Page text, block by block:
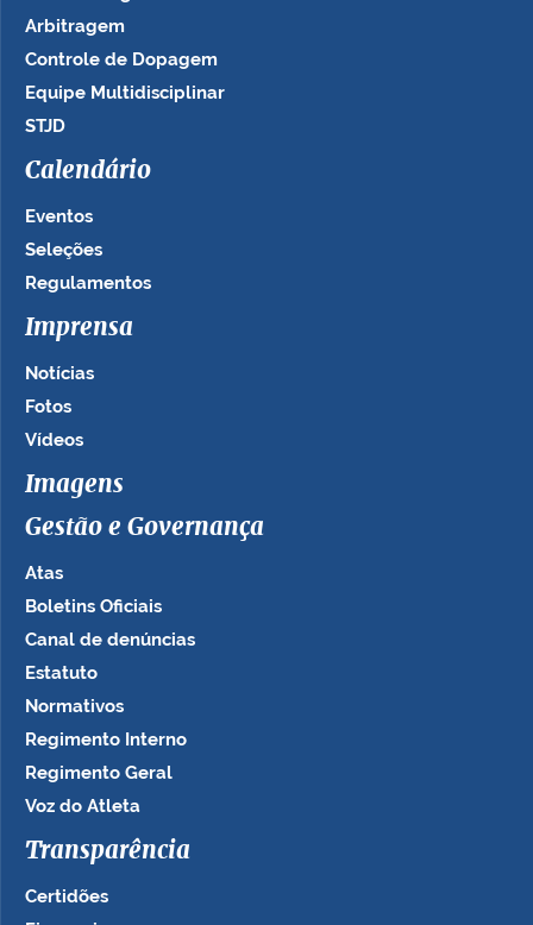
Arbitragem
Controle de Dopagem
Equipe Multidisciplinar
STJD
Calendário
Eventos
Seleções
Regulamentos
Imprensa
Notícias
Fotos
Vídeos
Imagens
Gestão e Governança
Atas
Boletins Oficiais
Canal de denúncias
Estatuto
Normativos
Regimento Interno
Regimento Geral
Voz do Atleta
Transparência
Certidões